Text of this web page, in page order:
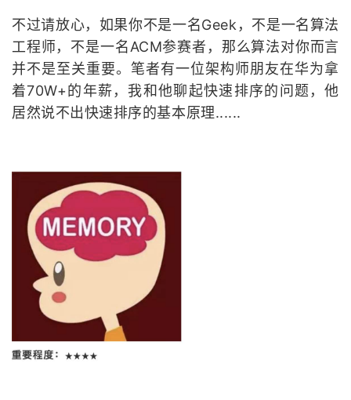
不过请放心，如果你不是一名Geek，不是一名算法
工程师，不是一名ACM参赛者，那么算法对你而言
并不是至关重要。笔者有一位架构师朋友在华为拿
着70W+的年薪，我和他聊起快速排序的问题，他
居然说不出快速排序的基本原理......